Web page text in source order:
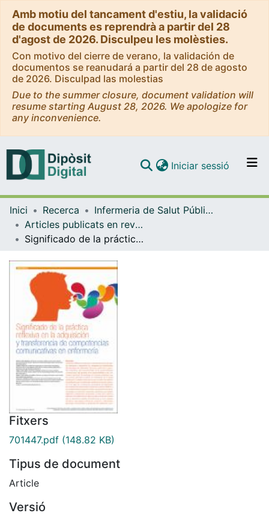
Amb motiu del tancament d'estiu, la validació
de documents es reprendrà a partir del 28
d'agost de 2026. Disculpeu les molèsties.
Con motivo del cierre de verano, la validación de
documentos se reanudará a partir del 28 de agosto
de 2026. Disculpad las molestias
Due to the summer closure, document validation will
resume starting August 28, 2026. We apologize for
any inconvenience.
Navega per tot el DD
Com publicar
Iniciar sessió (current)
Inici Recerca
Infermeria de Salut Pública, Salut Mental i Maternoinfantil
Articles publicats en revistes (Infermeria de Salut Pública, Salut mental i Maternoinfantil)
Significado de la práctica reflexiva en la adquisición y transferencia de competencias comunicativas en enfermería
Fitxers
701447.pdf (148.82 KB)
Tipus de document
Article
Versió